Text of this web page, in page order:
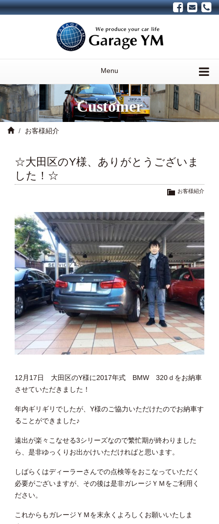
Menu
Customer
お客様紹介
☆大田区のY様、ありがとうございま
した！☆
お客様紹介
12月17日 大田区のY様に2017年式 BMW 320ｄをお納車
させていただきました！
年内ギリギリでしたが、Y様のご協力いただけたのでお納車す
ることができました♪
遠出が楽々こなせる3シリーズなので繁忙期が終わりました
ら、是非ゆっくりお出かけいただければと思います。
しばらくはディーラーさんでの点検等をおこなっていただく
必要がございますが、その後は是非ガレージＹＭをご利用く
ださい。
これからもガレージＹＭを末永くよろしくお願いいたしま